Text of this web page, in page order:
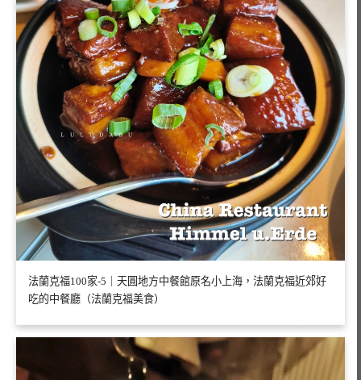
法蘭克福100家-5｜天圓地方中餐館原名小上海，法蘭克福近郊好
吃的中餐廳（法蘭克福美食）